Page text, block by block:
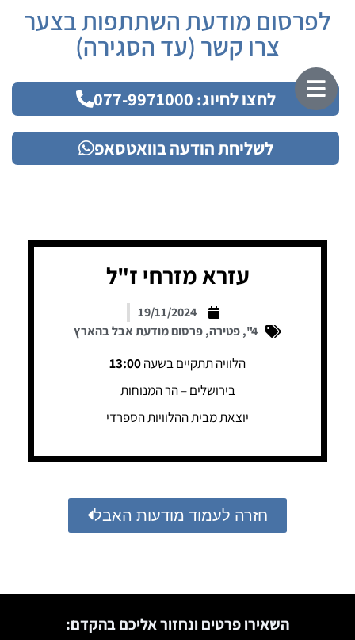
לפרסום מודעת השתתפות בצער
צרו קשר (עד הסגירה)
לחצו לחיוג: 077-9971000
לשליחת הודעה בוואטסאפ
עזרא מזרחי ז"ל
19/11/2024
4"
,פטירה,פרסום מודעת אבל בהארץ
הלוויה תתקיים בשעה13:00
בירושלים – הר המנוחות
יוצאת מבית ההלוויות הספרדי
חזרה לעמוד מודעות האבל
השאירו פרטים ונחזור אליכם בהקדם: